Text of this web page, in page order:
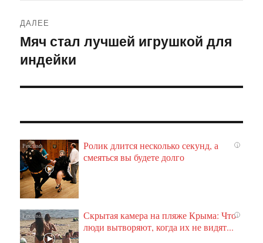
ДАЛЕЕ
Следующая
запись:
Мяч стал лучшей игрушкой для
индейки
i
Ролик длится несколько секунд, а
смеяться вы будете долго
i
Скрытая камера на пляже Крыма: Что
люди вытворяют, когда их не видят...